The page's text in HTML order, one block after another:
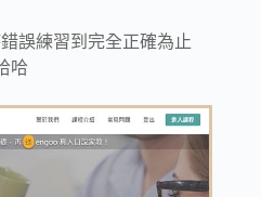
誤練習到完全正確為止
哈